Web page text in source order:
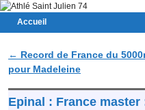
Accueil
Navigation des articles
← Record de France du
pour Madeleine
Epinal : France master